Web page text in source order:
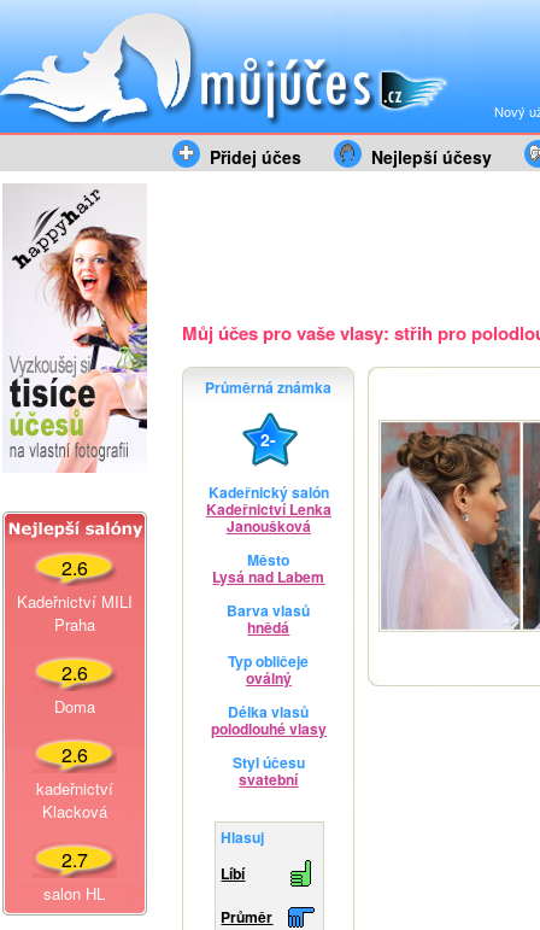
Nový
Přidej účes Nejlepší účesy
2.6
Kadeřnictví MILI
Praha
2.6
Doma
2.6
kadeřnictví
Klacková
2.7
salon HL
Můj účes pro vaše vlasy: střih pro
Průměrná známka
2-
Kadeřnický salón
Kadeřnictví Lenka
Janoušková
Město
Lysá nad Labem
Barva vlasů
hnědá
Typ obličeje
oválný
Délka vlasů
polodlouhé vlasy
Styl účesu
svatební
Hlasuj
Líbí
Průměr